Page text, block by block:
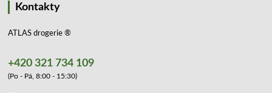
Kontakty
ATLAS drogerie ®
+420 321 734 109
(Po - Pá, 8:00 - 15:30)